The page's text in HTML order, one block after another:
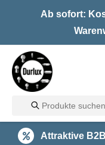
Ab sofort:
Home
LED
Products
search
Attraktive